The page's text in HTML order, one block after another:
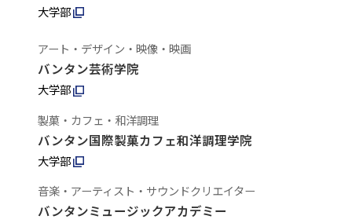
大学部
アート・デザイン・映像・映画
バンタン芸術学院
大学部
製菓・カフェ・和洋調理
バンタン国際製菓カフェ和洋調理学院
大学部
音楽・アーティスト・サウンドクリエイター
バンタンミュージックアカデミー